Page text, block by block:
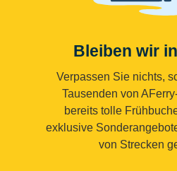
Bleiben wir
Verpassen Sie nichts,
Tausenden von
bereits tolle
exklusive
von Strecken